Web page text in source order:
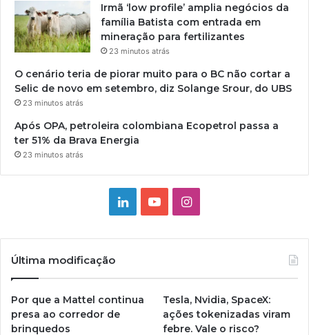
Irmã ‘low profile’ amplia negócios da
família Batista com entrada em
mineração para fertilizantes
23 minutos atrás
O cenário teria de piorar muito para o BC não cortar a
Selic de novo em setembro, diz Solange Srour, do UBS
23 minutos atrás
Após OPA, petroleira colombiana Ecopetrol passa a
ter 51% da Brava Energia
23 minutos atrás
LinkedinYouTubeInstagram
Última modificação
Por que a Mattel continua
presa ao corredor de
brinquedos
Tesla, Nvidia, SpaceX:
ações tokenizadas viram
febre. Vale o risco?